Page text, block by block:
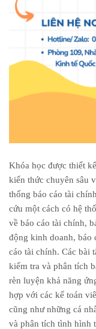
Khóa học được thiết
kiến thức chuyên sâu
thống báo cáo tài
cứu một cách có hệ
về báo cáo tài chính,
động kinh doanh, báo
cáo tài chính. Các bài
kiểm tra và phân tích
rèn luyện khả năng
hợp với các kế toán
cũng như những cá
và phân tích tình hình